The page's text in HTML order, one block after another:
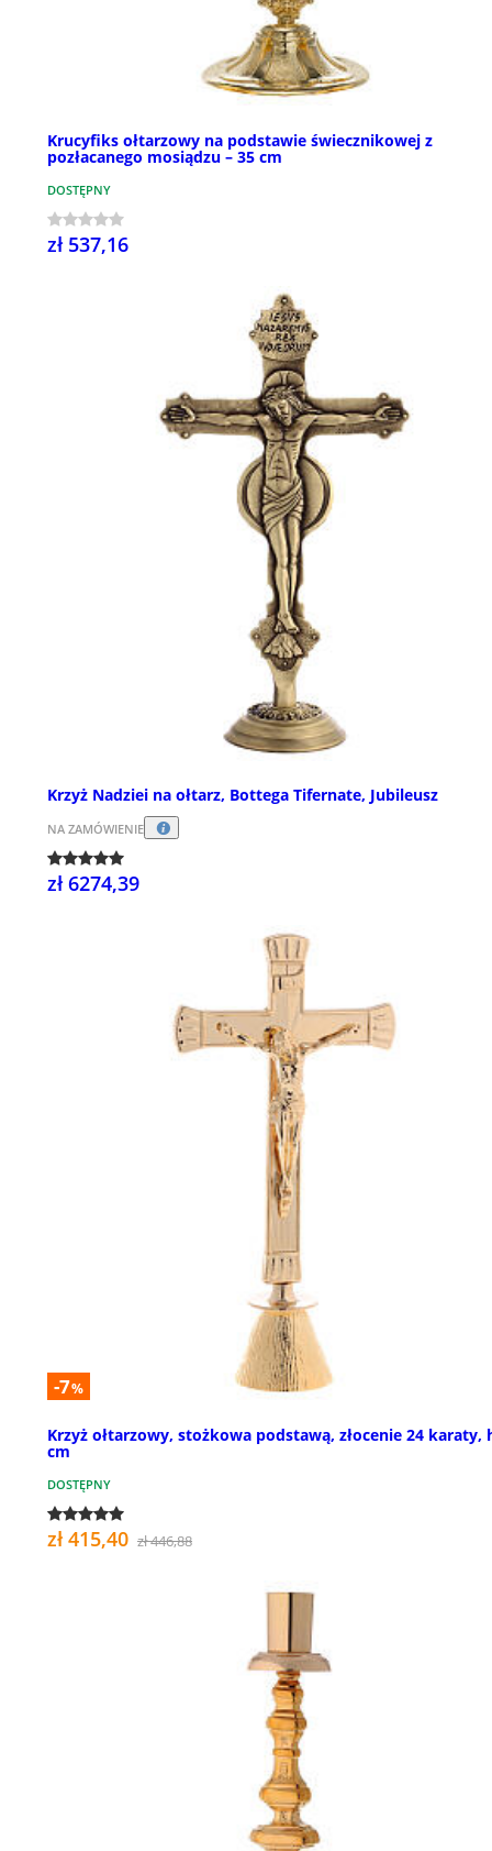
Krucyfiks ołtarzowy na podstawie świecznikowej z
pozłacanego mosiądzu – 35 cm
DOSTĘPNY
zł 537,16
Krzyż Nadziei na ołtarz, Bottega Tifernate, Jubileusz
NA ZAMÓWIENIE
zł 6274,39
-7%
Krzyż ołtarzowy, stożkowa podstawą, złocenie 24 karaty,
cm
DOSTĘPNY
zł 415,40 zł 446,88